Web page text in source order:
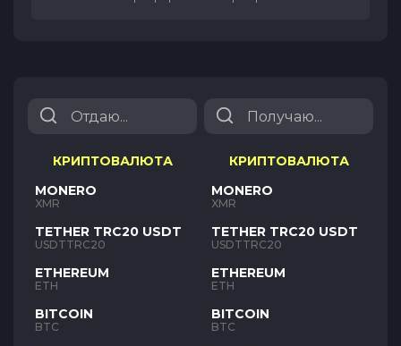
КРИПТОВАЛЮТА
MONERO
XMR
TETHER TRC20 USDT
USDTTRC20
ETHEREUM
ETH
BITCOIN
BTC
КРИПТОВАЛЮТА
MONERO
XMR
TETHER TRC20 USDT
USDTTRC20
ETHEREUM
ETH
BITCOIN
BTC